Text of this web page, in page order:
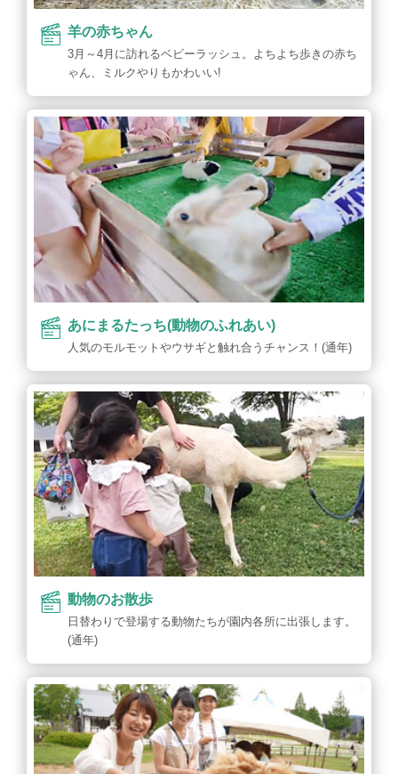
羊の赤ちゃん
3月～4月に訪れるベビーラッシュ。よちよち歩きの赤ち
ゃん、ミルクやりもかわいい!
あにまるたっち(動物のふれあい)
人気のモルモットやウサギと触れ合うチャンス！(通年)
動物のお散歩
日替わりで登場する動物たちが園内各所に出張します。
(通年)